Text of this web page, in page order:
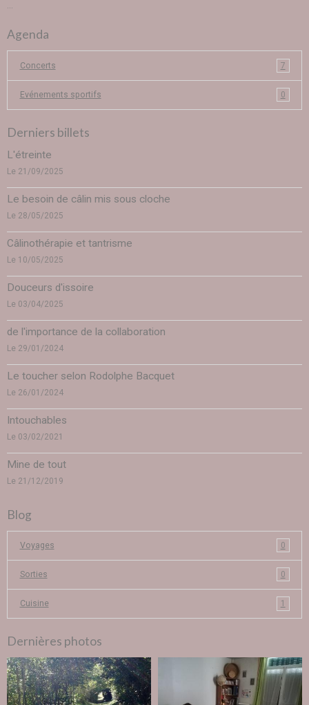
...
Agenda
Concerts 7
Evénements sportifs 0
Derniers billets
L'étreinte
Le 21/09/2025
Le besoin de câlin mis sous cloche
Le 28/05/2025
Câlinothérapie et tantrisme
Le 10/05/2025
Douceurs d'issoire
Le 03/04/2025
de l'importance de la collaboration
Le 29/01/2024
Le toucher selon Rodolphe Bacquet
Le 26/01/2024
Intouchables
Le 03/02/2021
Mine de tout
Le 21/12/2019
Blog
Voyages 0
Sorties 0
Cuisine 1
Dernières photos